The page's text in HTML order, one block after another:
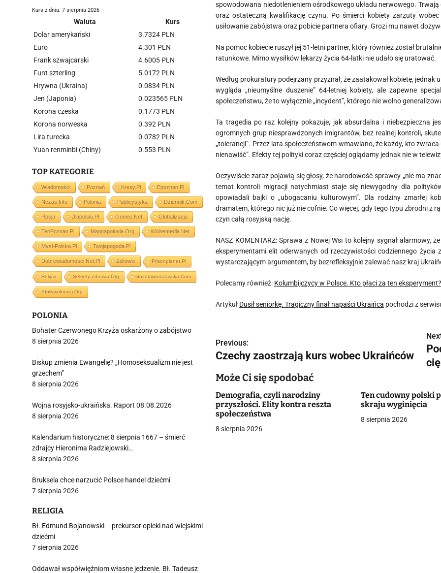
spowodowana niedotlenieniem ośrodkowego układu nerwowego.
oraz ostateczną kwalifikację czynu. Po śmierci kobiety zarzuty
usiłowanie zabójstwa oraz pobicie partnera ofiary. Grozi mu nawet
Na pomoc kobiecie ruszył jej 51-letni partner, który również został
ratunkowe. Mimo wysiłków lekarzy życia 64-latki nie udało się uratować.
Według prokuratury podejrzany przyznał, że zaatakował kobietę, jednak
wygląda „nieumyślne duszenie” 64-letniej kobiety, ale zapewne
społeczeństwu, że to wyłącznie „incydent”, którego nie wolno
Ta tragedia po raz kolejny pokazuje, jak absurdalna i niebezpieczna
ogromnych grup niesprawdzonych imigrantów, bez realnej kontroli,
„tolerancji”. Przez lata społeczeństwom wmawiano, że każdy, kto
nienawiść”. Efekty tej polityki coraz częściej oglądamy jednak nie w
Oczywiście zaraz pojawią się głosy, że narodowość sprawcy „nie ma
temat kontroli migracji natychmiast staje się niewygodny dla
opowiadali bajki o „ubogacaniu kulturowym”. Dla rodziny zmarłej
dramatem, którego nic już nie cofnie. Co więcej, gdy tego typu zbrodni z
czyn całą rosyjską nację.
NASZ KOMENTARZ: Sprawa z Nowej Wsi to kolejny sygnał
eksperymentami elit oderwanych od rzeczywistości codziennego
wystarczającym argumentem, by bezrefleksyjnie zalewać nasz kraj
Polecamy również: Kolumbijczycy w Polsce. Kto płaci za ten eksperyment?
Artykuł Dusił seniorkę. Tragiczny finał napaści Ukraińca pochodzi z
N
a
w
i
g
a
Previous:
Czechy zaostrzają kurs wobec Ukraińców
Może Ci się spodobać
Demografia, czyli narodziny
przyszłości. Elity kontra reszta
społeczeństwa
8 sierpnia 2026
Ten cudowny polski
skraju wyginięcia
8 sierpnia 2026
Kurs z dnia: 7 sierpnia 2026
Waluta
Kurs
Dolar amerykański
3.7324 PLN
Euro
4.301 PLN
Frank szwajcarski
4.6005 PLN
Funt szterling
5.0172 PLN
Hrywna (Ukraina)
0.0834 PLN
Jen (Japonia)
0.023565 PLN
Korona czeska
0.1773 PLN
Korona norweska
0.392 PLN
Lira turecka
0.0782 PLN
Yuan renminbi (Chiny)
0.553 PLN
TOP KATEGORIE
Wiadomości Poznań Kresy.pl Epoznan.pl
Nczas.info Polonia Publicystyka Dziennik.com
Rosja Dlapolski.pl Goniec.net Globalizacja
TenPoznan.pl Magnapolonia.org Wolnemedia.net
Mysl-Polska.pl Twojapogoda.pl
Dobrewiadomosci.net.pl Zdrowie Prisonplanet.pl
Religia Sekrety-Zdrowia.org Gazetawarszawska.com
Stolikwolnosci.org
POLONIA
Bohater Czerwonego Krzyża oskarżony o zabójstwo
8 sierpnia 2026
Biskup zmienia Ewangelię? „Homoseksualizm nie jest
grzechem”
8 sierpnia 2026
Wojna rosyjsko-ukraińska. Raport 08.08.2026
8 sierpnia 2026
Kalendarium historyczne: 8 sierpnia 1667 – śmierć
zdrajcy Hieronima Radziejowski…
8 sierpnia 2026
Bruksela chce narzucić Polsce handel dziećmi
7 sierpnia 2026
RELIGIA
Bł. Edmund Bojanowski – prekursor opieki nad wiejskimi
dziećmi
7 sierpnia 2026
Oddawał współwięźniom własne jedzenie. Bł. Tadeusz